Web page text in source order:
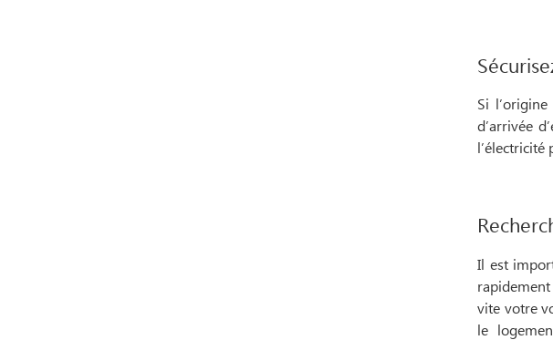
Si
d’arrivée
Il est
vite votre
le